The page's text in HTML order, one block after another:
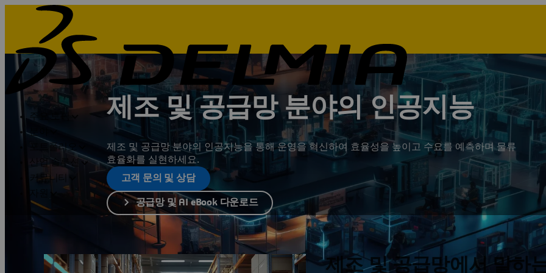
분야
포트폴리오
산업 솔루션
커뮤니티
제조 및 공급망 분야의 인공지능
제조 및 공급망 분야의 인공지능을 통해 운영을 혁신하여 효율성을 높이고 수요를 예측하며 물류
효율화를 실현하세요.
고객 문의 및 상담
공급망 및 AI eBook 다운로드
제조 및 공급망에서 말하